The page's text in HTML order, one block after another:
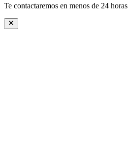
Te contactaremos en menos de 24 horas